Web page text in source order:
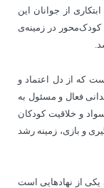
از جوانان این
در زمینه‌ی
که از دل اعتماد و
فعال و مسئول به
و خلاقیت کودکان
و بازی، زمینه رشد
از نهادهایی است